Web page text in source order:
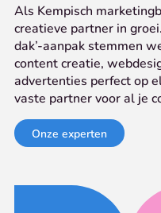
Als Kempisch
creatieve partner in
dak’-aanpak stemmen
content creatie,
advertenties perfect op
vaste partner voor al je
Onze experten